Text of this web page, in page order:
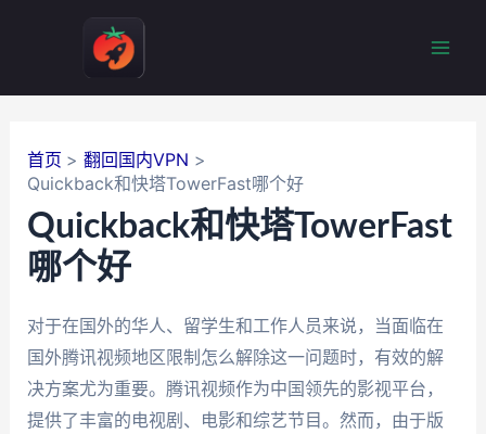
首页
翻回国内VPN
Quickback和快塔TowerFast哪个好
Quickback和快塔TowerFast
哪个好
对于在国外的华人、留学生和工作人员来说，当面临在
国外腾讯视频地区限制怎么解除这一问题时，有效的解
决方案尤为重要。腾讯视频作为中国领先的影视平台，
提供了丰富的电视剧、电影和综艺节目。然而，由于版